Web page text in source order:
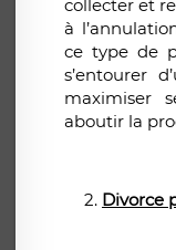
collecter et
à
ce type de
s’entourer
maximiser
aboutir la
Divorce